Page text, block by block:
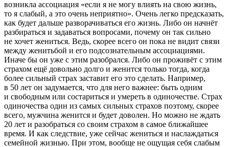
возникла ассоциация «если я не могу влиять на свою жизнь,
то я слабый, а это очень неприятно». Очень легко предсказать,
как будет дальше разворачиваться его жизнь. Либо он начнёт
разбираться и задаваться вопросами, почему он так сильно
не хочет жениться. Ведь, скорее всего он пока не видит связи
между женитьбой и его подсознательным ассоциациями.
Иначе бы он уже с этим разобрался. Либо он проживёт с этим
страхом ещё довольно долго и женится только тогда, когда
более сильный страх заставит его это сделать. Например,
в 50 лет он задумается, что для него важнее: быть одним
и свободным или состариться и умереть в одиночестве. Страх
одиночества один из самых сильных страхов поэтому, скорее
всего, мужчина женится и будет доволен. Но можно не ждать
20 лет и разобраться со своим страхом в самое ближайшее
время. И как следствие, уже сейчас жениться и наслаждаться
семейной жизнью. При этом, вообще не ощущая себя слабым